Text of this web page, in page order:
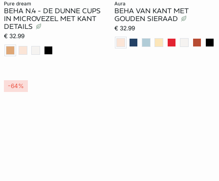
pure dream
BEHA N.4 - DE DUNNE CUPS
IN MICROVEZEL MET KANT
DETAILS
€ 32.99
aura
BEHA VAN KANT MET
GOUDEN SIERAAD
€ 32.99
-64%